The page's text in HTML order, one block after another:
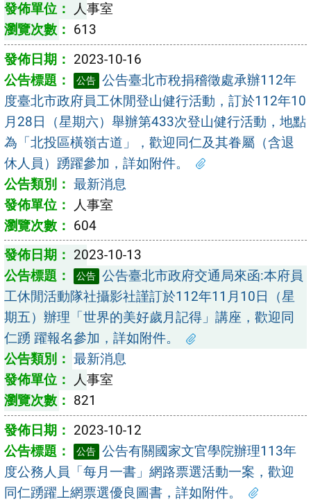
人事室
613
2023-10-16
公告 公告臺北市稅捐稽徵處承辦112年
度臺北市政府員工休閒登山健行活動，訂於112年10
月28日（星期六）舉辦第433次登山健行活動，地點
為「北投區橫嶺古道」，歡迎同仁及其眷屬（含退
休人員）踴躍參加，詳如附件。
最新消息
人事室
604
2023-10-13
公告 公告臺北市政府交通局來函:本府員
工休閒活動隊社攝影社謹訂於112年11月10日（星
期五）辦理「世界的美好歲月記得」講座，歡迎同
仁踴 躍報名參加，詳如附件。
最新消息
人事室
821
2023-10-12
公告 公告有關國家文官學院辦理113年
度公務人員「每月一書」網路票選活動一案，歡迎
同仁踴躍上網票選優良圖書，詳如附件。